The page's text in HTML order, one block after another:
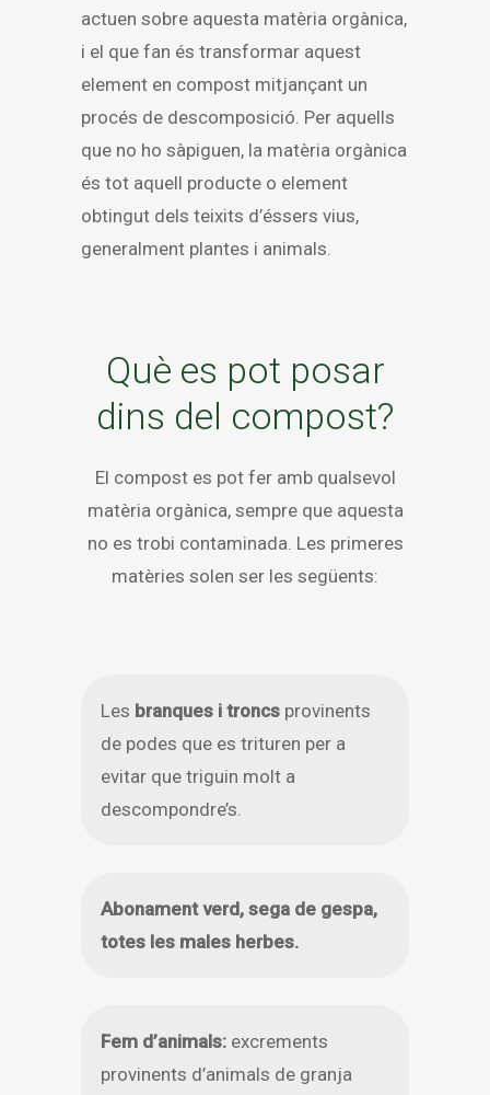
actuen sobre aquesta matèria orgànica,
i el que fan és transformar aquest
element en compost mitjançant un
procés de descomposició. Per aquells
que no ho sàpiguen, la matèria orgànica
és tot aquell producte o element
obtingut dels teixits d’éssers vius,
generalment plantes i animals.
Què es pot posar
dins del compost?
El compost es pot fer amb qualsevol
matèria orgànica, sempre que aquesta
no es trobi contaminada. Les primeres
matèries solen ser les següents:
Les branques i troncs provinents
de podes que es trituren per a
evitar que triguin molt a
descompondre’s.
Abonament verd, sega de gespa,
totes les males herbes.
Fem d’animals: excrements
provinents d’animals de granja